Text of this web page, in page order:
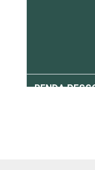
RENDA